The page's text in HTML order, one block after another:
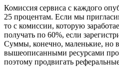
Комиссия сервиса с каждого
25 процентам. Если мы
то с комиссии, которую
получать по 60%, если
Суммы, конечно, маленькие, но
вышеописанными ресурсами
поэтому продвигать